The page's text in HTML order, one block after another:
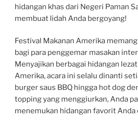
hidangan khas dari Negeri Paman
membuat lidah Anda bergoyang!
Festival Makanan Amerika
bagi para penggemar masakan
Menyajikan berbagai hidangan
Amerika, acara ini selalu dinanti
burger saus BBQ hingga hot dog
topping yang menggiurkan, Anda
menemukan hidangan favorit Anda